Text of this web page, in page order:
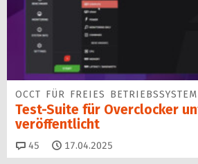
OCCT FÜR FREIES BETRIEBSSYSTEM
Test-Suite für Overclocker
veröffentlicht
45 Kommentare
17.04.2025